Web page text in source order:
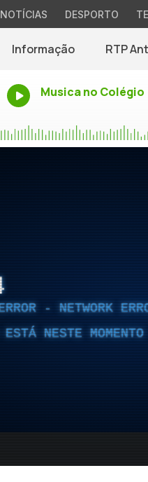
NOTÍCIAS DESPORTO
Informação RTP
Musica no Colégio
- NETWORK
ESTÁ NESTE